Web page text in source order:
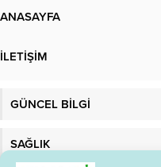
faydaları hakkında daha fazla bilgi
ağaçta çiçek açarak baharı, meyve
ANASAYFA
İLETİŞİM
GÜNCEL BİLGİ
SAĞLIK